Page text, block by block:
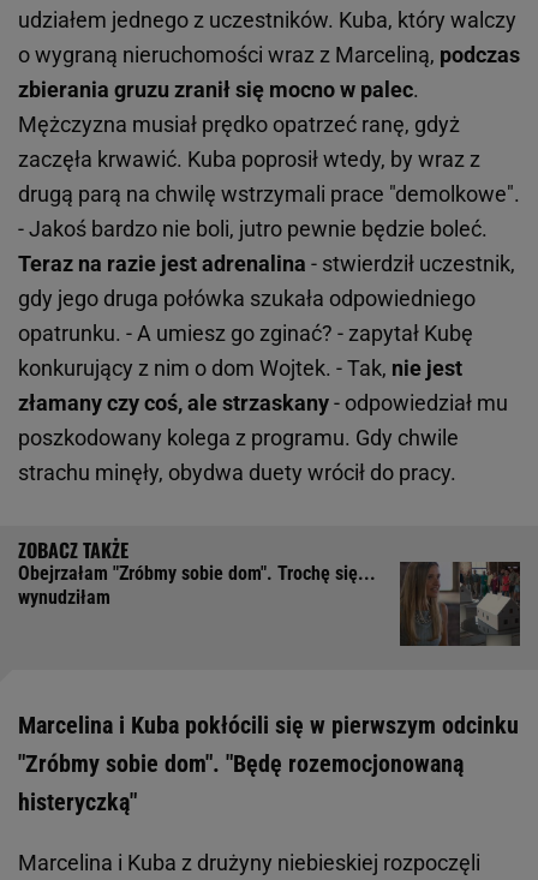
udziałem jednego z uczestników. Kuba, który walczy
o wygraną nieruchomości wraz z Marceliną, podczas
zbierania gruzu zranił się mocno w palec.
Mężczyzna musiał prędko opatrzeć ranę, gdyż
zaczęła krwawić. Kuba poprosił wtedy, by wraz z
drugą parą na chwilę wstrzymali prace "demolkowe".
- Jakoś bardzo nie boli, jutro pewnie będzie boleć.
Teraz na razie jest adrenalina - stwierdził uczestnik,
gdy jego druga połówka szukała odpowiedniego
opatrunku. - A umiesz go zginać? - zapytał Kubę
konkurujący z nim o dom Wojtek. - Tak, nie jest
złamany czy coś, ale strzaskany- odpowiedział mu
poszkodowany kolega z programu. Gdy chwile
strachu minęły, obydwa duety wrócił do pracy.
Obejrzałam "Zróbmy sobie dom". Trochę się...
wynudziłam
Marcelina i Kuba pokłócili się w pierwszym odcinku
"Zróbmy sobie dom". "Będę rozemocjonowaną
histeryczką"
Marcelina i Kuba z drużyny niebieskiej rozpoczęli